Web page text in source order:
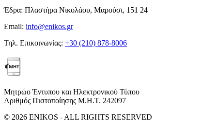
Έδρα: Πλαστήρα Νικολάου, Μαρούσι, 151 24
Email: info@enikos.gr
Τηλ. Επικοινωνίας: +30 (210) 878-8006
Μητρώο Έντυπου και Ηλεκτρονικού Τύπου
Αριθμός Πιστοποίησης Μ.Η.Τ. 242097
© 2026 ENIKOS - ALL RIGHTS RESERVED